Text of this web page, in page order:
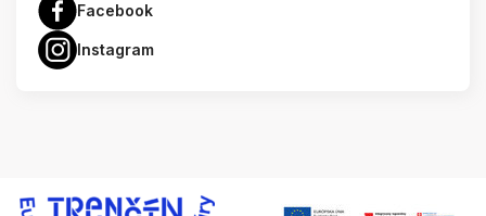
Facebook
Instagram